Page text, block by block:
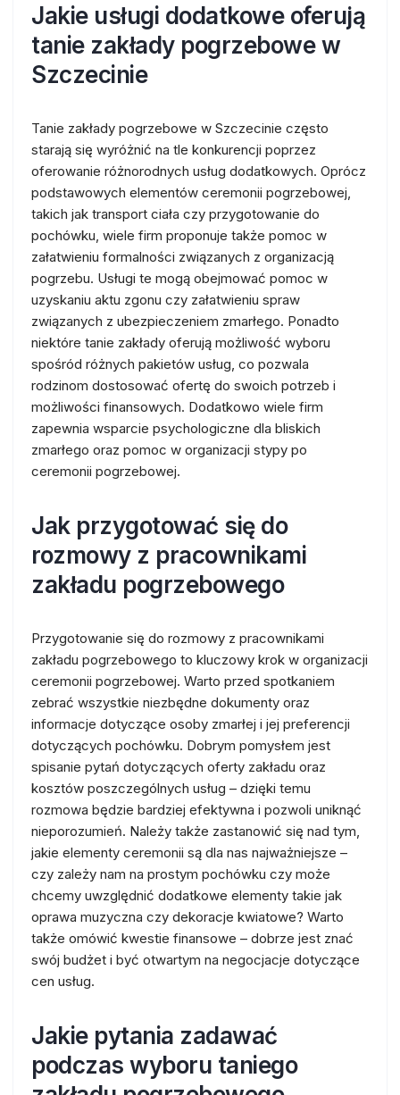
Jakie usługi dodatkowe oferują
tanie zakłady pogrzebowe w
Szczecinie
Tanie zakłady pogrzebowe w Szczecinie często
starają się wyróżnić na tle konkurencji poprzez
oferowanie różnorodnych usług dodatkowych. Oprócz
podstawowych elementów ceremonii pogrzebowej,
takich jak transport ciała czy przygotowanie do
pochówku, wiele firm proponuje także pomoc w
załatwieniu formalności związanych z organizacją
pogrzebu. Usługi te mogą obejmować pomoc w
uzyskaniu aktu zgonu czy załatwieniu spraw
związanych z ubezpieczeniem zmarłego. Ponadto
niektóre tanie zakłady oferują możliwość wyboru
spośród różnych pakietów usług, co pozwala
rodzinom dostosować ofertę do swoich potrzeb i
możliwości finansowych. Dodatkowo wiele firm
zapewnia wsparcie psychologiczne dla bliskich
zmarłego oraz pomoc w organizacji stypy po
ceremonii pogrzebowej.
Jak przygotować się do
rozmowy z pracownikami
zakładu pogrzebowego
Przygotowanie się do rozmowy z pracownikami
zakładu pogrzebowego to kluczowy krok w organizacji
ceremonii pogrzebowej. Warto przed spotkaniem
zebrać wszystkie niezbędne dokumenty oraz
informacje dotyczące osoby zmarłej i jej preferencji
dotyczących pochówku. Dobrym pomysłem jest
spisanie pytań dotyczących oferty zakładu oraz
kosztów poszczególnych usług – dzięki temu
rozmowa będzie bardziej efektywna i pozwoli uniknąć
nieporozumień. Należy także zastanowić się nad tym,
jakie elementy ceremonii są dla nas najważniejsze –
czy zależy nam na prostym pochówku czy może
chcemy uwzględnić dodatkowe elementy takie jak
oprawa muzyczna czy dekoracje kwiatowe? Warto
także omówić kwestie finansowe – dobrze jest znać
swój budżet i być otwartym na negocjacje dotyczące
cen usług.
Jakie pytania zadawać
podczas wyboru taniego